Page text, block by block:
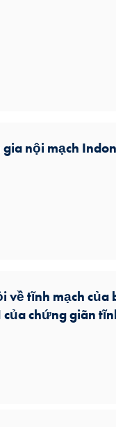
nội mạch
về tĩnh mạch
chứng giãn